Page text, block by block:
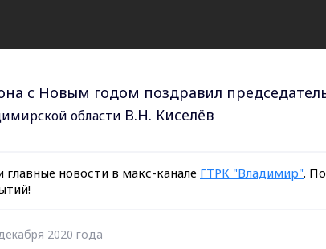
с Новым годом поздравил
области В.Н. Киселёв
новости в макс-канале ГТРК "Владимир".
2020 года